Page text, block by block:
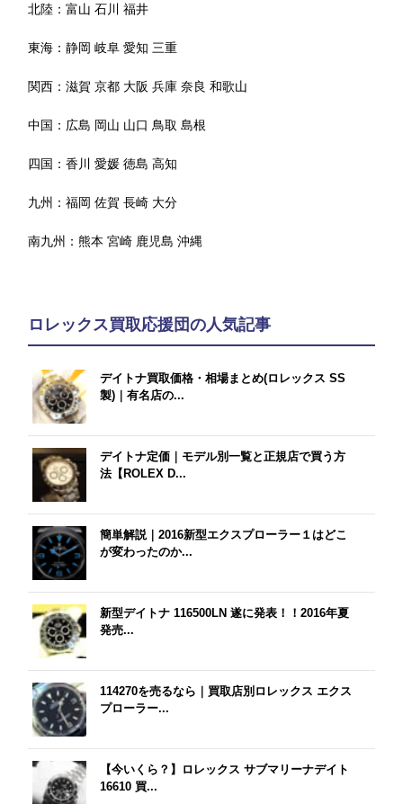
北陸：富山 石川 福井
東海：静岡 岐阜 愛知 三重
関西：滋賀 京都 大阪 兵庫 奈良 和歌山
中国： 広島 岡山 山口 鳥取 島根
四国：香川 愛媛 徳島 高知
九州：福岡 佐賀 長崎 大分
南九州：熊本 宮崎 鹿児島 沖縄
ロレックス買取応援団の人気記事
デイトナ買取価格・相場まとめ(ロレックス SS
製)｜有名店の...
デイトナ定価｜モデル別一覧と正規店で買う方
法【ROLEX D...
簡単解説｜2016新型エクスプローラー１はどこ
が変わったのか...
新型デイトナ 116500LN 遂に発表！！2016年夏
発売...
114270を売るなら｜買取店別ロレックス エクス
プローラー...
【今いくら？】ロレックス サブマリーナデイト
16610 買...